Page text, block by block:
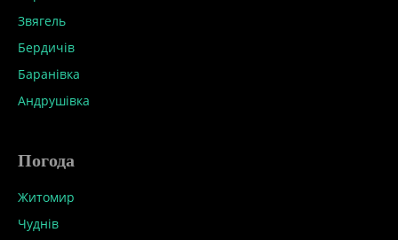
Звягель
Бердичів
Баранівка
Андрушівка
Погода
Житомир
Чуднів